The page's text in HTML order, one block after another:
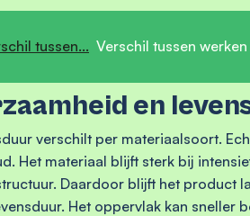
tussen... Verschil tussen
en
verschilt per materiaalsoort.
Het materiaal blijft sterk bij
Daardoor blijft het product
Het oppervlak kan sneller